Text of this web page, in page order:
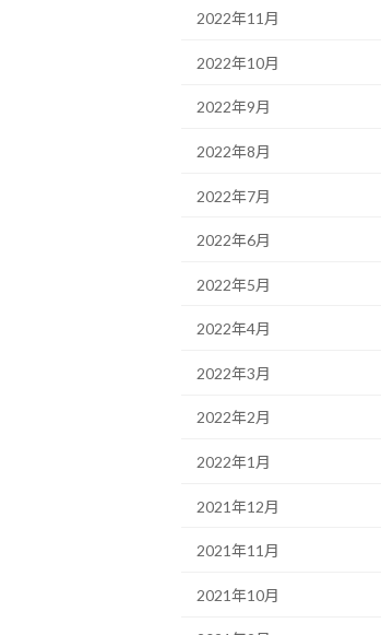
2022年11月
2022年10月
2022年9月
2022年8月
2022年7月
2022年6月
2022年5月
2022年4月
2022年3月
2022年2月
2022年1月
2021年12月
2021年11月
2021年10月